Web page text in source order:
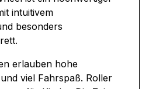
intuitivem
besonders
erlauben hohe
viel Fahrspaß. Roller